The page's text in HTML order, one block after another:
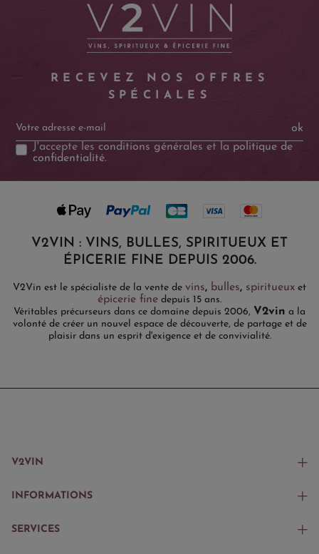
RECEVEZ NOS OFFRES
SPÉCIALES
ok
J'accepte lesconditions générales et la politique de
confidentialité.
V2VIN : VINS, BULLES, SPIRITUEUX ET
ÉPICERIE FINE DEPUIS 2006.
V2Vin est le spécialiste de la vente de vins, bulles, spiritueux et
épicerie fine depuis 15 ans.
Véritables précurseurs dans ce domaine depuis 2006, V2vin a la
volonté de créer un nouvel espace de découverte, de partage et de
plaisir dans un esprit d'exigence et de convivialité.
V2VIN
INFORMATIONS
SERVICES